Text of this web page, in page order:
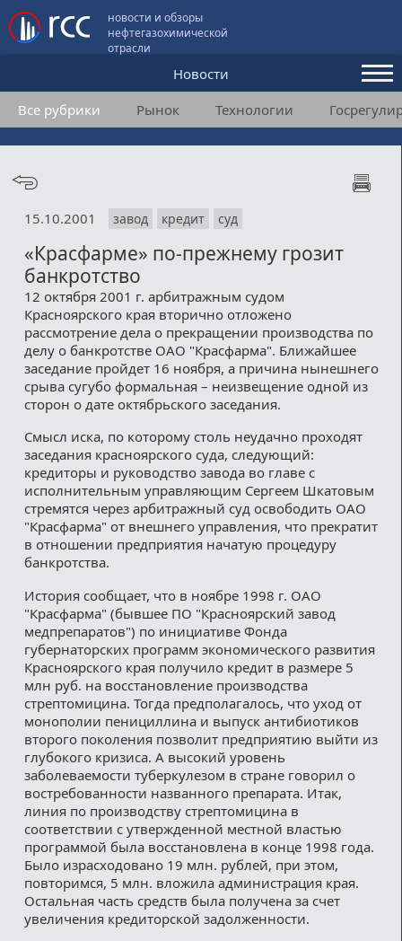
новости и обзоры
нефтегазохимической
отрасли
Новости
Аналитика и мнения
Конференции
Подписка
Пользовательское соглашение
Медиакит
Контакты
Все рубрики Рынок Технологии
15.10.2001 завод кредит суд
«Красфарме» по-прежнему грозит
банкротство
12 октября 2001 г. арбитражным судом
Красноярского края вторично отложено
рассмотрение дела о прекращении производства по
делу о банкротстве ОАО "Красфарма". Ближайшее
заседание пройдет 16 ноября, а причина нынешнего
срыва сугубо формальная – неизвещение одной из
сторон о дате октябрьского заседания.
Смысл иска, по которому столь неудачно проходят
заседания красноярского суда, следующий:
кредиторы и руководство завода во главе с
исполнительным управляющим Сергеем Шкатовым
стремятся через арбитражный суд освободить ОАО
"Красфарма" от внешнего управления, что прекратит
в отношении предприятия начатую процедуру
банкротства.
История сообщает, что в ноябре 1998 г. ОАО
"Красфарма" (бывшее ПО "Красноярский завод
медпрепаратов") по инициативе Фонда
губернаторских программ экономического развития
Красноярского края получило кредит в размере 5
млн руб. на восстановление производства
стрептомицина. Тогда предполагалось, что уход от
монополии пенициллина и выпуск антибиотиков
второго поколения позволит предприятию выйти из
глубокого кризиса. А высокий уровень
заболеваемости туберкулезом в стране говорил о
востребованности названного препарата. Итак,
линия по производству стрептомицина в
соответствии с утвержденной местной властью
программой была восстановлена в конце 1998 года.
Было израсходовано 19 млн. рублей, при этом,
повторимся, 5 млн. вложила администрация края.
Остальная часть средств была получена за счет
увеличения кредиторской задолженности.